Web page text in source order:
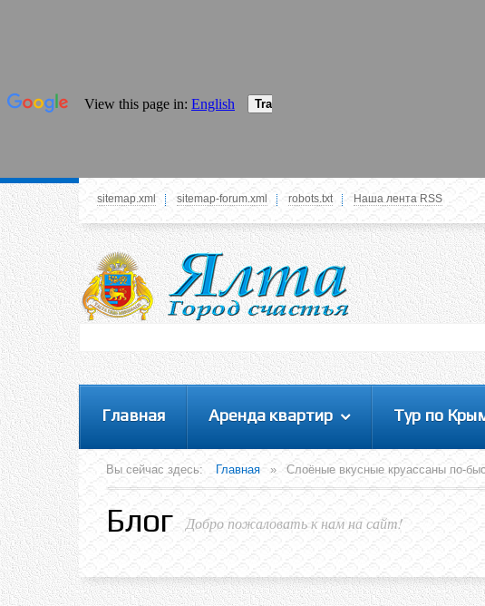
У вас нет прав просматривать данное меню,
пожалуйста, войдите на сайт под своим
логином или зарегестрируйтесь! Это позволит
вам пользоваться всеми функциями нашего
sitemap.xml sitemap-forum.xml robots.txt Наша лента RSS
Главная Аренда квартир Тур по
Вы сейчас здесь: Главная » Слоёные вкусные круассаны по-
Блог Добро пожаловать к нам на сайт!